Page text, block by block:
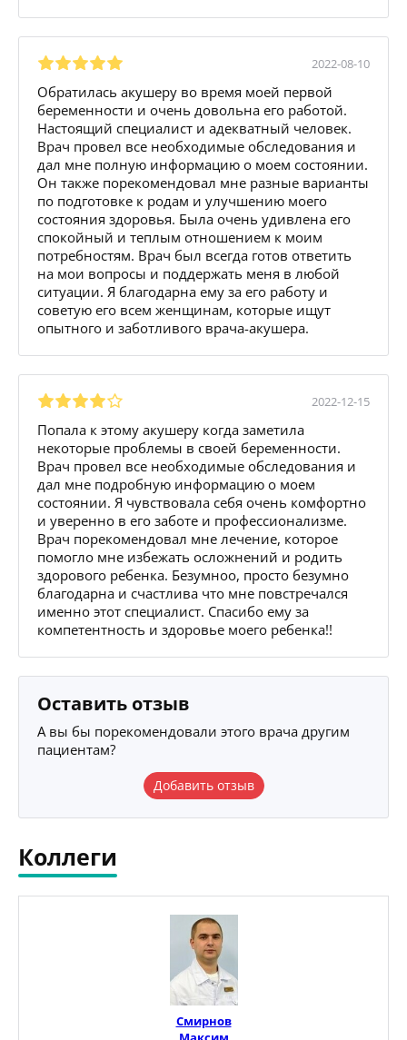
2022-08-10
Обратилась акушеру во время моей первой
беременности и очень довольна его работой.
Настоящий специалист и адекватный человек.
Врач провел все необходимые обследования и
дал мне полную информацию о моем состоянии.
Он также порекомендовал мне разные варианты
по подготовке к родам и улучшению моего
состояния здоровья. Была очень удивлена его
спокойный и теплым отношением к моим
потребностям. Врач был всегда готов ответить
на мои вопросы и поддержать меня в любой
ситуации. Я благодарна ему за его работу и
советую его всем женщинам, которые ищут
опытного и заботливого врача-акушера.
2022-12-15
Попала к этому акушеру когда заметила
некоторые проблемы в своей беременности.
Врач провел все необходимые обследования и
дал мне подробную информацию о моем
состоянии. Я чувствовала себя очень комфортно
и уверенно в его заботе и профессионализме.
Врач порекомендовал мне лечение, которое
помогло мне избежать осложнений и родить
здорового ребенка. Безумноо, просто безумно
благодарна и счастлива что мне повстречался
именно этот специалист. Спасибо ему за
компетентность и здоровье моего ребенка!!
Оставить отзыв
А вы бы порекомендовали этого врача другим
пациентам?
Добавить отзыв
Коллеги
Смирнов